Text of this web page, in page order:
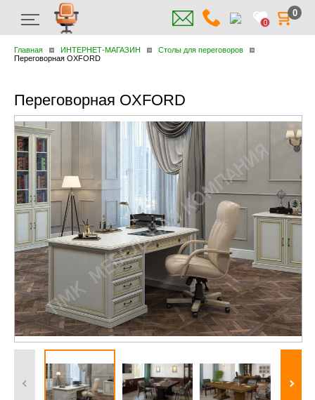
0
0
Главная ИНТЕРНЕТ-МАГАЗИН
Столы для переговоров
Переговорная OXFORD
Переговорная OXFORD